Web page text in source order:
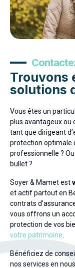
Trouvons
solutions
Vous êtes un
plus avantageux ou
tant que dirigeant
protection optimale
professionnelle ?
bullet ?
Soyer & Mamet est
et actif partout en
contrats
vous offrons un
protection de vos
votre patrimoine
Bénéficiez de
nos services en